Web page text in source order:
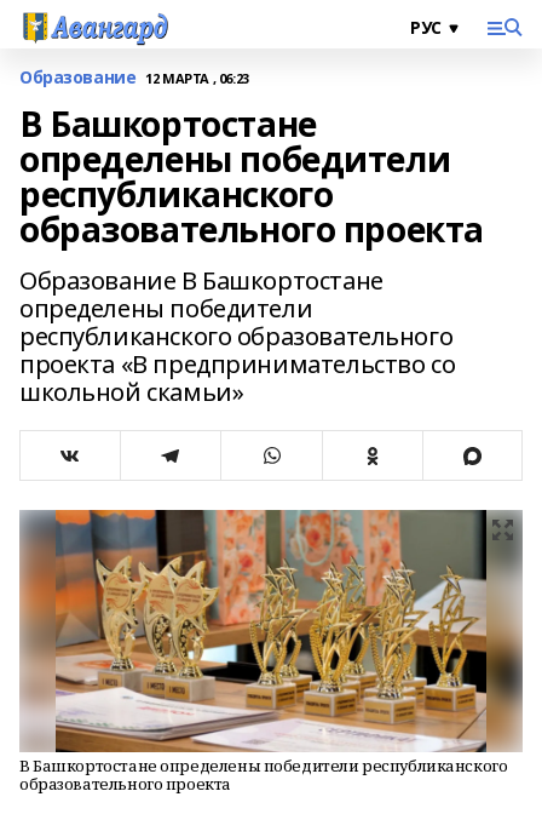
Образование 12 МАРТА , 06:23
В Башкортостане
определены победители
республиканского
образовательного проекта
Образование В Башкортостане
определены победители
республиканского образовательного
проекта «В предпринимательство со
школьной скамьи»
В Башкортостане определены победители республиканского
образовательного проекта